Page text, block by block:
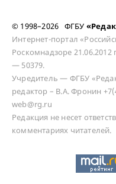
© 1998–2026 ФГБУ
Интернет-портал
Роскомнадзоре
— 50379.
Учредитель — ФГБУ
редактор – В.А. Фронин
web@rg.ru
Редакция не несет
комментариях читателей.